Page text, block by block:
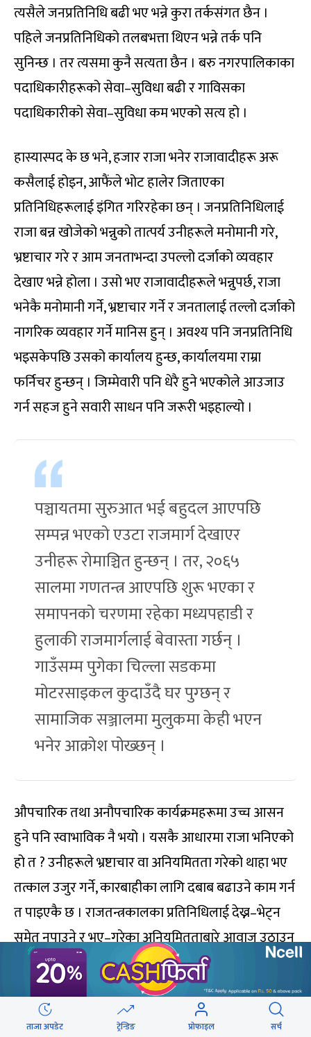
त्यसैले जनप्रतिनिधि बढी भए भन्ने कुरा तर्कसंगत छैन ।
पहिले जनप्रतिनिधिको तलबभत्ता थिएन भन्ने तर्क पनि
सुनिन्छ । तर त्यसमा कुनै सत्यता छैन । बरु नगरपालिकाका
पदाधिकारीहरूको सेवा–सुविधा बढी र गाविसका
पदाधिकारीको सेवा–सुविधा कम भएको सत्य हो ।
हास्यास्पद के छ भने, हजार राजा भनेर राजावादीहरू अरू
कसैलाई होइन, आफैंले भोट हालेर जिताएका
प्रतिनिधिहरूलाई इंगित गरिरहेका छन् । जनप्रतिनिधिलाई
राजा बन्न खोजेको भन्नुको तात्पर्य उनीहरूले मनोमानी गरे,
भ्रष्टाचार गरे र आम जनताभन्दा उपल्लो दर्जाको व्यवहार
देखाए भन्ने होला । उसो भए राजावादीहरूले भन्नुपर्छ, राजा
भनेकै मनोमानी गर्ने, भ्रष्टाचार गर्ने र जनतालाई तल्लो दर्जाको
नागरिक व्यवहार गर्ने मानिस हुन् । अवश्य पनि जनप्रतिनिधि
भइसकेपछि उसको कार्यालय हुन्छ, कार्यालयमा राम्रा
फर्निचर हुन्छन् । जिम्मेवारी पनि धेरै हुने भएकोले आउजाउ
गर्न सहज हुने सवारी साधन पनि जरूरी भइहाल्यो ।
पञ्चायतमा सुरुआत भई बहुदल आएपछि
सम्पन्न भएको एउटा राजमार्ग देखाएर
उनीहरू रोमाञ्चित हुन्छन् । तर, २०६५
सालमा गणतन्त्र आएपछि शुरू भएका र
समापनको चरणमा रहेका मध्यपहाडी र
हुलाकी राजमार्गलाई बेवास्ता गर्छन् ।
गाउँसम्म पुगेका चिल्ला सडकमा
मोटरसाइकल कुदाउँदै घर पुग्छन् र
सामाजिक सञ्जालमा मुलुकमा केही भएन
भनेर आक्रोश पोख्छन् ।
औपचारिक तथा अनौपचारिक कार्यक्रमहरूमा उच्च आसन
हुने पनि स्वाभाविक नै भयो । यसकै आधारमा राजा भनिएको
हो त ? उनीहरूले भ्रष्टाचार वा अनियमितता गरेको थाहा भए
तत्काल उजुर गर्ने, कारबाहीका लागि दबाब बढाउने काम गर्न
त पाइएकै छ । राजतन्त्रकालका प्रतिनिधिलाई देख्न–भेट्न
समेत नपाउने र भए–गरेका अनियमितताबारे आवाज उठाउन
नसकिने यथार्थका बीच अहिले घरआँगनमै जनप्रतिनिधिसँग
भेटेर गुनासो गर्न वा आफ्नो व्यक्तिगत वा सामाजिक
समस्याबारे तत्काल फोन गरेर अवगत गराउन सकिने
ताजा अपडेट ट्रेन्डिङ प्रोफाइल सर्च